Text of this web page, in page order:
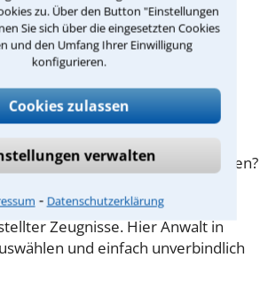
zu. Über den Button "Einstellungen
Sie sich über die eingesetzten Cookies
und den Umfang Ihrer Einwilligung
konfigurieren.
Cookies zulassen
verwalten
⁃ Datenschutzerklärung
formuliert ist. Obwohl es
viele Regelungen gibt, herrscht
und Arbeitnehmer
Uneinigkeit. Was heißt
Oder Vollständigkeit? Soll man
"ergeben" und
"zur vollsten Zufriedenheit"
eigenen Worten formulieren?
beim Erstellen als auch beim
Zeugnisse. Hier Anwalt in
und einfach unverbindlich